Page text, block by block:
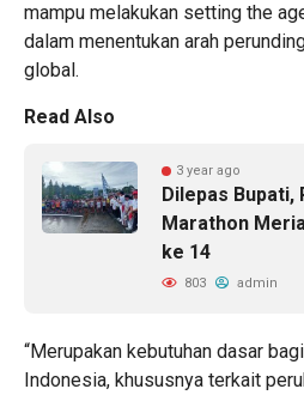
mampu melakukan setting the
dalam menentukan arah
global.
Read Also
3 year ago
Dilepas Bupati,
Marathon
ke 14
803 admin
“Merupakan kebutuhan dasar
Indonesia, khususnya terkait